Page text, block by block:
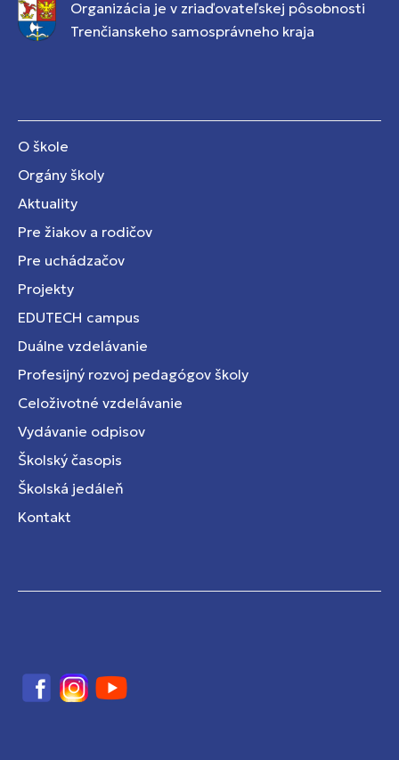
Organizácia je v zriaďovateľskej pôsobnosti
Trenčianskeho samosprávneho kraja
O škole
Orgány školy
Aktuality
Pre žiakov a rodičov
Pre uchádzačov
Projekty
EDUTECH campus
Duálne vzdelávanie
Profesijný rozvoj pedagógov školy
Celoživotné vzdelávanie
Vydávanie odpisov
Školský časopis
Školská jedáleň
Kontakt
FacebookInstagram
YouTube